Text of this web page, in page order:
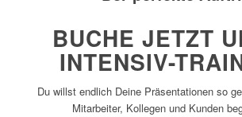
BUCHE JETZT
INTENSIV-
Du willst endlich Deine Präsentationen so
Mitarbeiter, Kollegen und Kunden